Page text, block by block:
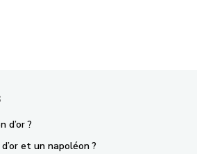
d’or ?
et un napoléon ?